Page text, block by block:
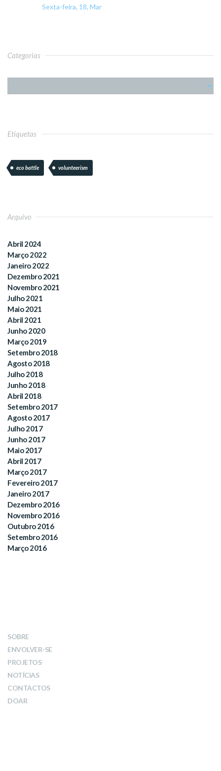
Sexta-feira, 18, Mar
Categorias
Etiquetas
eco battle volunteerism
Arquivo
Abril 2024
Março 2022
Janeiro 2022
Dezembro 2021
Novembro 2021
Julho 2021
Maio 2021
Abril 2021
Junho 2020
Março 2019
Setembro 2018
Agosto 2018
Julho 2018
Junho 2018
Abril 2018
Setembro 2017
Agosto 2017
Julho 2017
Junho 2017
Maio 2017
Abril 2017
Março 2017
Fevereiro 2017
Janeiro 2017
Dezembro 2016
Novembro 2016
Outubro 2016
Setembro 2016
Março 2016
SOBRE
ENVOLVER-SE
PROJETOS
NOTÍCIAS
CONTACTOS
DOAR